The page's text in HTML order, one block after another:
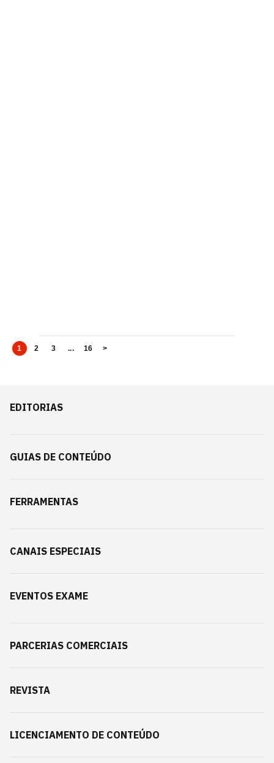
1 2 3 ... 16 >
EDITORIAS
GUIAS DE CONTEÚDO
FERRAMENTAS
CANAIS ESPECIAIS
EVENTOS EXAME
PARCERIAS COMERCIAIS
REVISTA
LICENCIAMENTO DE CONTEÚDO